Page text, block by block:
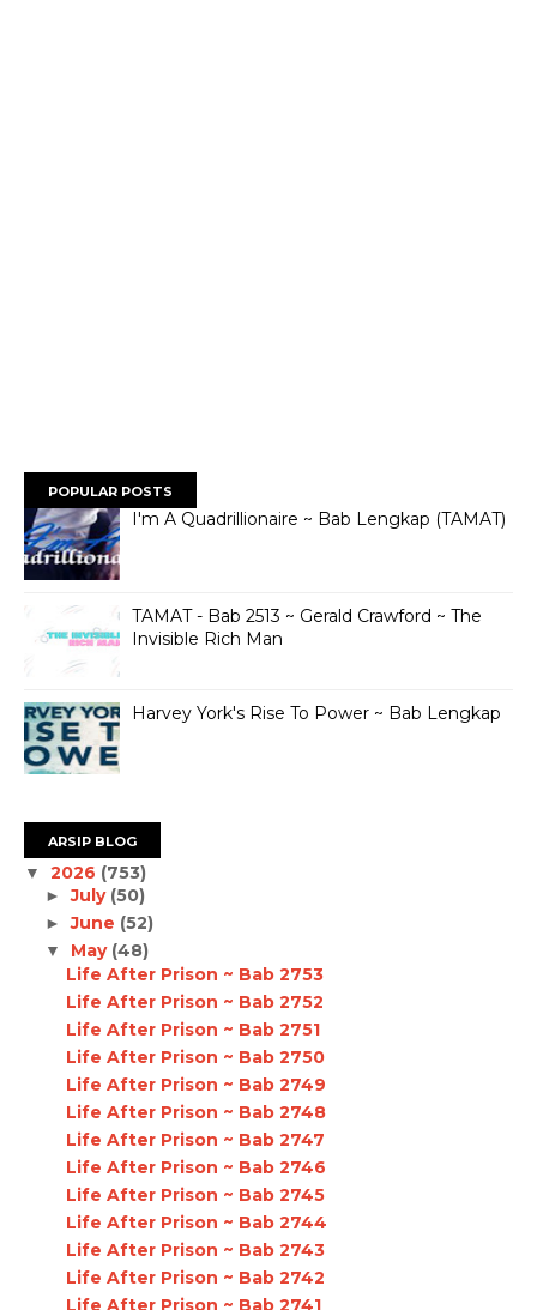
POPULAR POSTS
I'm A Quadrillionaire ~ Bab Lengkap (TAMAT)
TAMAT - Bab 2513 ~ Gerald Crawford ~ The
Invisible Rich Man
Harvey York's Rise To Power ~ Bab Lengkap
ARSIP BLOG
▼ 2026 (753)
►July (50)
►June (52)
▼ May (48)
Life After Prison ~ Bab 2753
Life After Prison ~ Bab 2752
Life After Prison ~ Bab 2751
Life After Prison ~ Bab 2750
Life After Prison ~ Bab 2749
Life After Prison ~ Bab 2748
Life After Prison ~ Bab 2747
Life After Prison ~ Bab 2746
Life After Prison ~ Bab 2745
Life After Prison ~ Bab 2744
Life After Prison ~ Bab 2743
Life After Prison ~ Bab 2742
Life After Prison ~ Bab 2741